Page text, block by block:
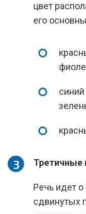
цвет
его
Третичные
Речь идет
сдвинутых